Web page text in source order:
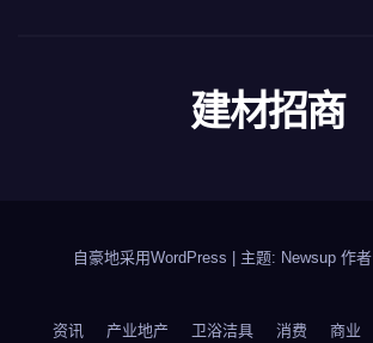
建材招商
自豪地采用WordPress 主题: Newsup 作者
资讯 产业地产 卫浴洁具 消费 商业